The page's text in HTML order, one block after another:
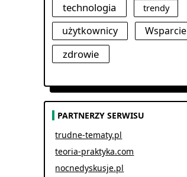
technologia trendy
użytkownicy Wsparcie
zdrowie
PARTNERZY SERWISU
trudne-tematy.pl
teoria-praktyka.com
nocnedyskusje.pl